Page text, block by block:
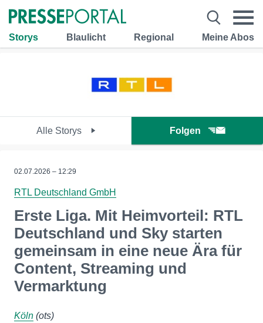
Storys Blaulicht Regional Meine Abos
Alle Storys Folgen
02.07.2026 – 12:29
RTL Deutschland GmbH
Erste Liga. Mit Heimvorteil: RTL
Deutschland und Sky starten
gemeinsam in eine neue Ära für
Content, Streaming und
Vermarktung
Köln (ots)